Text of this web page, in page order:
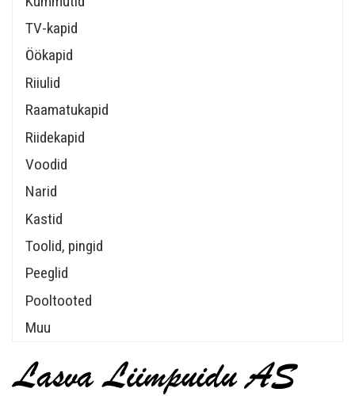
TV-kapid
Öökapid
Riiulid
Raamatukapid
Riidekapid
Voodid
Narid
Kastid
Toolid, pingid
Peeglid
Pooltooted
Muu